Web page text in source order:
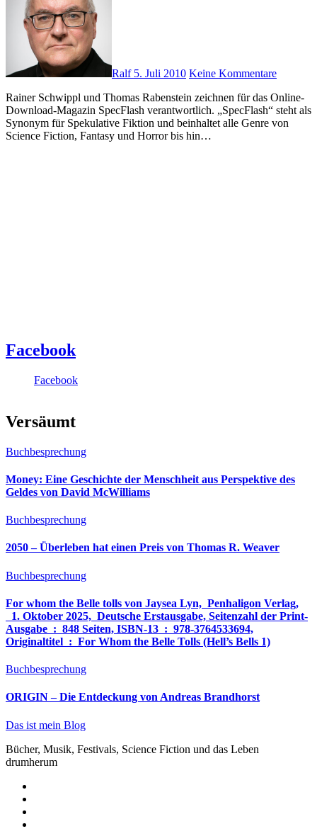
Ralf 5. Juli 2010 Keine Kommentare
Rainer Schwippl und Thomas Rabenstein zeichnen für das Online-
Download-Magazin SpecFlash verantwortlich. „SpecFlash“ steht als
Synonym für Spekulative Fiktion und beinhaltet alle Genre von
Science Fiction, Fantasy und Horror bis hin…
Facebook
Facebook
Versäumt
Buchbesprechung
Money: Eine Geschichte der Menschheit aus Perspektive des
Geldes von David McWilliams
Buchbesprechung
2050 – Überleben hat einen Preis von Thomas R. Weaver
Buchbesprechung
For whom the Belle tolls von Jaysea Lyn, ‎ Penhaligon Verlag,
‎ 1. Oktober 2025, ‎ Deutsche Erstausgabe, Seitenzahl der Print-
Ausgabe ‏ : ‎ 848 Seiten, ISBN-13 ‏ : ‎ 978-3764533694,
Originaltitel ‏ : ‎ For Whom the Belle Tolls (Hell’s Bells 1)
Buchbesprechung
ORIGIN – Die Entdeckung von Andreas Brandhorst
Das ist mein Blog
Bücher, Musik, Festivals, Science Fiction und das Leben
drumherum